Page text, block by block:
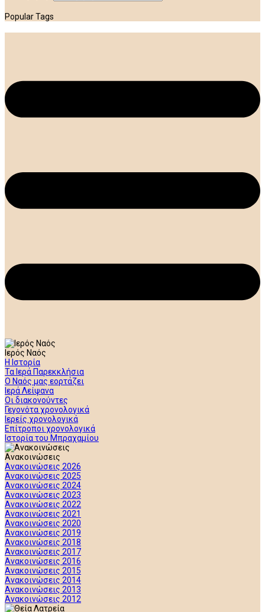
Popular Tags
Ιερός Ναός
Η Ιστορία
Τα Ιερά Παρεκκλήσια
Ο Ναός μας εορτάζει
Ιερά Λείψανα
Οι διακονούντες
Γεγονότα χρονολογικά
Ιερείς χρονολογικά
Επίτροποι χρονολογικά
Ιστορία του Μπραχαμίου
Ανακοινώσεις
Ανακοινώσεις 2026
Ανακοινώσεις 2025
Ανακοινώσεις 2024
Ανακοινώσεις 2023
Ανακοινώσεις 2022
Ανακοινώσεις 2021
Ανακοινώσεις 2020
Ανακοινώσεις 2019
Ανακοινώσεις 2018
Ανακοινώσεις 2017
Ανακοινώσεις 2016
Ανακοινώσεις 2015
Ανακοινώσεις 2014
Ανακοινώσεις 2013
Ανακοινώσεις 2012